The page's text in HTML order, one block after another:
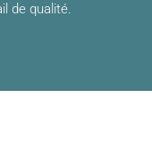
de qualité.